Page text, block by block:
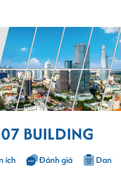
BUILDING
ích Đánh giá Danh